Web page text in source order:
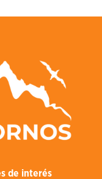
de interés